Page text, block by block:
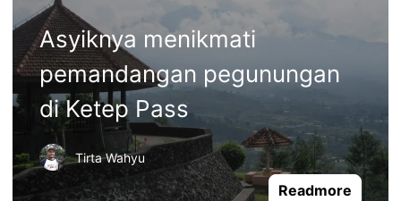
Asyiknya menikmati
pemandangan pegunungan
di Ketep Pass
Tirta Wahyu
Readmore